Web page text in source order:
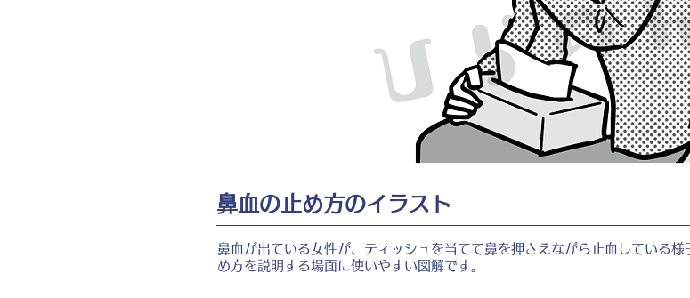
鼻血の止め方のイラスト
鼻血が出ている女性が、ティッシュを当てて鼻を押さえながら止血している
め方を説明する場面に使いやすい図解です。